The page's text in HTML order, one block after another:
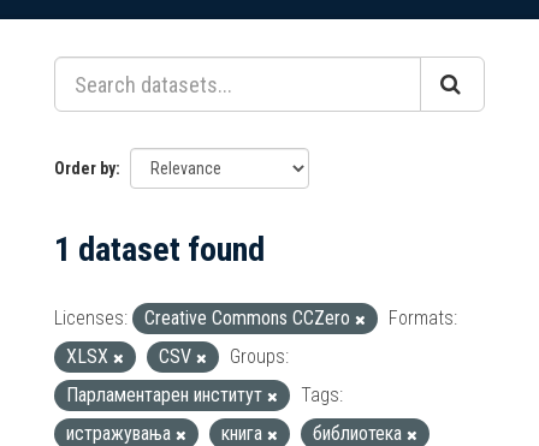
content
Order by
1 dataset found
Licenses: Creative Commons CCZero
Formats:
XLSX
CSV
Groups:
Парламентарен институт
Tags:
истражувања
книга библиотека